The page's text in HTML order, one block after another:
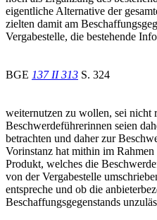
eigentliche Alternative der
zielten damit am
Vergabestelle, die bestehende
BGE 137 II 313 S. 324
weiternutzen zu wollen, sei nicht
Beschwerdeführerinnen seien
betrachten und daher zur
Vorinstanz hat mithin im
Produkt, welches die
von der Vergabestelle
entspreche und ob die
Beschaffungsgegenstands